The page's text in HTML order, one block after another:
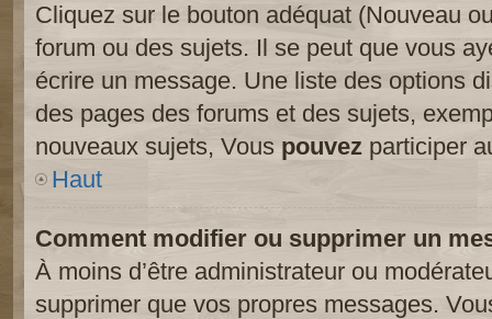
Cliquez sur le bouton adéquat (Nouveau
forum ou des sujets. Il se peut que vous
écrire un message. Une liste des options
des pages des forums et des sujets,
nouveaux sujets, Vous pouvez participer
Haut
Comment modifier ou supprimer un
À moins d’être administrateur ou
supprimer que vos propres messages.